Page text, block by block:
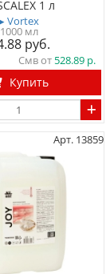
1 л
▸ Vortex
1000 мл
Смв от 528.89
Купить
Арт. 13859